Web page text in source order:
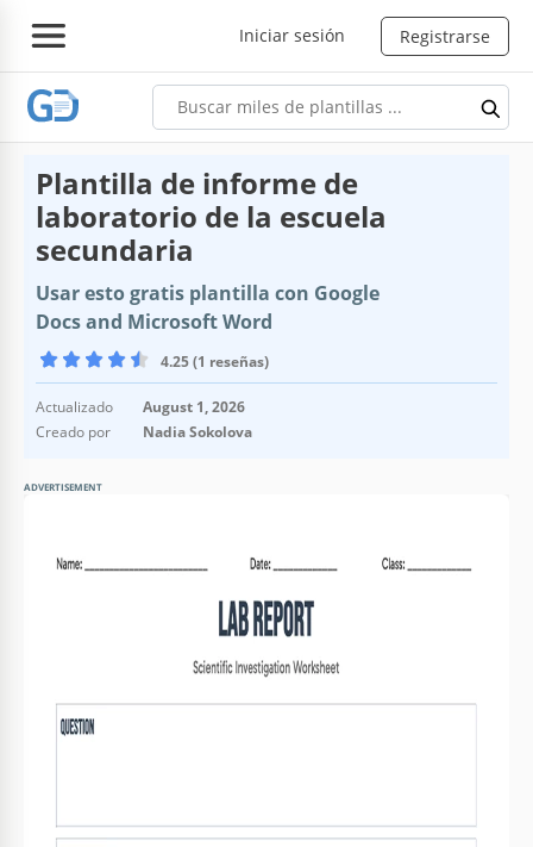
Iniciar sesión Registrarse
Plantilla de informe de
laboratorio de la escuela
secundaria
Usar esto gratis plantilla con Google
Docs and Microsoft Word
4.25 (1 reseñas)
Actualizado
August 1, 2026
Creado por
Nadia Sokolova
ADVERTISEMENT